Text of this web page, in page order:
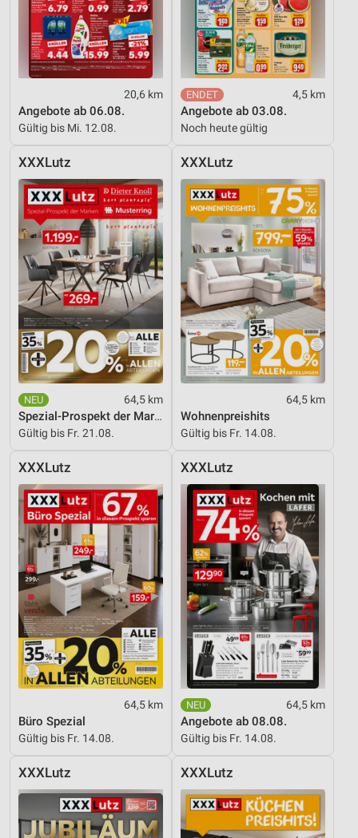
20,6 km
Angebote ab 06.08.
Gültig bis Mi. 12.08.
4,5 km
Angebote ab 03.08.
Noch heute gültig
XXXLutz
64,5 km
Spezial-Prospekt der Marken
Gültig bis Fr. 21.08.
XXXLutz
64,5 km
Wohnenpreishits
Gültig bis Fr. 14.08.
XXXLutz
64,5 km
Büro Spezial
Gültig bis Fr. 14.08.
XXXLutz
64,5 km
Angebote ab 08.08.
Gültig bis Fr. 14.08.
XXXLutz XXXLutz